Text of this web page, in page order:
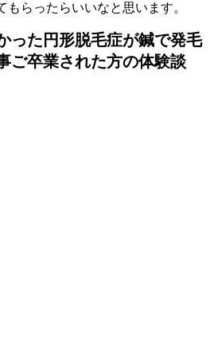
もらったらいいなと思います。
った円形脱毛症が鍼で発毛
ご卒業された方の体験談